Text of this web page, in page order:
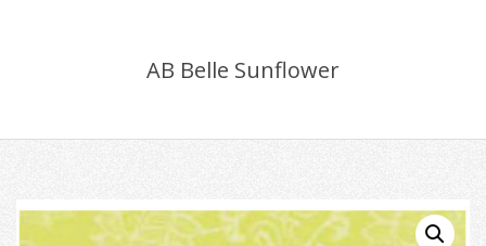
AB Belle Sunflower